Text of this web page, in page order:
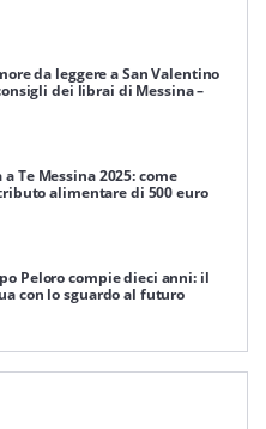
da leggere a San Valentino
dei librai di Messina –
Te Messina 2025: come
alimentare di 500 euro
Peloro compie dieci anni: il
con lo sguardo al futuro